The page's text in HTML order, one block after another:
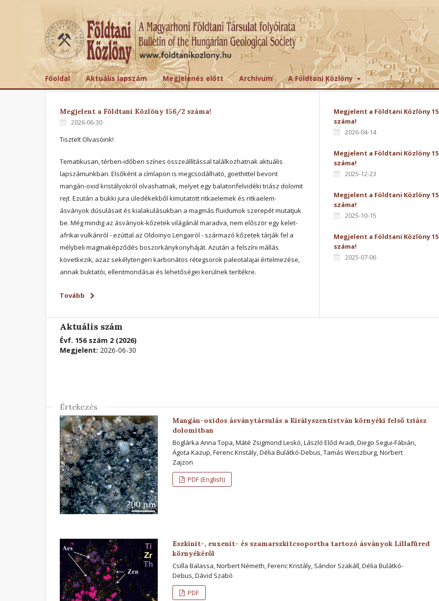
Főoldal Aktuális lapszám Megjelenés előtt Archívum A Földtani Közlöny
Megjelent a Földtani Közlöny 156/2 száma!
2026-06-30
Tisztelt Olvasóink!
Tematikusan, térben-időben színes összeállítással találkozhatnak aktuális
lapszámunkban. Elsőként a címlapon is megcsodálható, goethittel bevont
mangán-oxid kristályokról olvashatnak, melyet egy balatonfelvidéki triász dolomit
rejt. Ezután a bükki jura üledékekből kimutatott ritkaelemek és ritkaelem-
ásványok dúsulásait és kialakulásukban a magmás fluidumok szerepét mutatjuk
be. Még mindig az ásványok-kőzetek világánál maradva, nem először egy kelet-
afrikai vulkánról - ezúttal az Oldoinyo Lengairól - származó kőzetek tárják fel a
mélybeli magmaképződés boszorkánykonyháját. Azután a felszíni mállás
következik, azaz sekélytengeri karbonátos rétegsorok paleotalajai értelmezése,
annak buktatói, ellentmondásai és lehetőségei kerülnek terítékre.
Tovább
Megjelent a Földtani Közlöny
száma!
2026-04-14
Megjelent a Földtani Közlöny
száma!
2025-12-23
Megjelent a Földtani Közlöny
száma!
2025-10-15
Megjelent a Földtani Közlöny
száma!
2025-07-06
Aktuális szám
Évf. 156 szám 2 (2026)
Megjelent: 2026-06-30
Értekezés
Mangán-oxidos ásványtársulás a Királyszentistván környéki felső triász
dolomitban
Boglárka Anna Topa, Máté Zsigmond Leskó, László Előd Aradi, Diego Segui-Fábián,
Ágota Kazup, Ferenc Kristály, Délia Bulátkó-Debus, Tamás Weiszburg, Norbert
Zajzon
PDF (English)
Eszkinit-, euxenit- és szamarszkitcsoportba tartozó ásványok Lillafüred
környékéről
Csilla Balassa, Norbert Németh, Ferenc Kristály, Sándor Szakáll, Délia Bulátkó-
Debus, Dávid Szabó
PDF